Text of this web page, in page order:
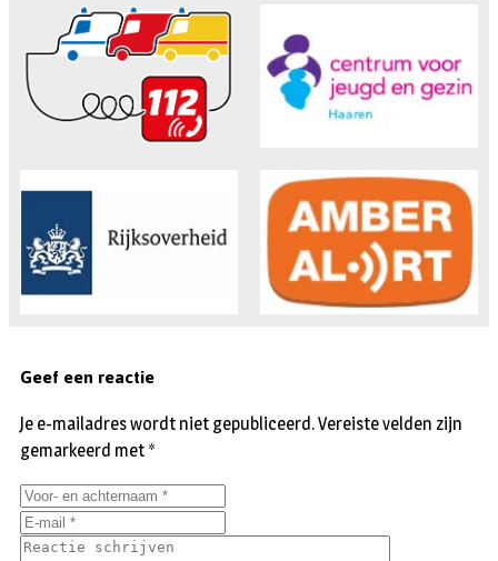
Geef een reactie
Je e-mailadres wordt niet gepubliceerd.Vereiste velden zijn
gemarkeerd met *